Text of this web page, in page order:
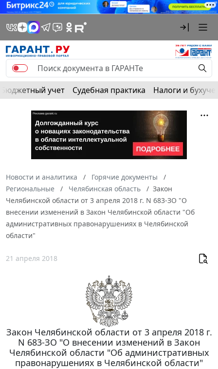
Бюджетный учет Судебная практика Налоги и
Новости и аналитика
Горячие документы
Региональные
Челябинская область
Закон
Челябинской области от 3 апреля 2018 г. N 683-ЗО "О
внесении изменений в Закон Челябинской области "Об
административных правонарушениях в Челябинской
области"
21 апреля 2018
Закон Челябинской области от 3 апреля 2018 г.
N 683-ЗО "О внесении изменений в Закон
Челябинской области "Об административных
правонарушениях в Челябинской области"